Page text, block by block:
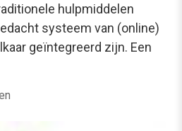
hulpmiddelen
systeem van (online)
geïntegreerd zijn. Een